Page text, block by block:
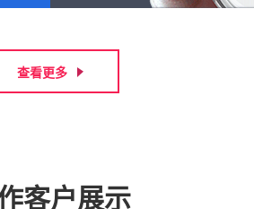
查看更多
客户展示